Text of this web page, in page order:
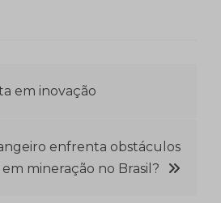
em inovação
enfrenta obstáculos
mineração no Brasil?